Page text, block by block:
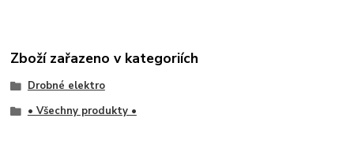
Zboží zařazeno v kategoriích
Drobné elektro
• Všechny produkty •